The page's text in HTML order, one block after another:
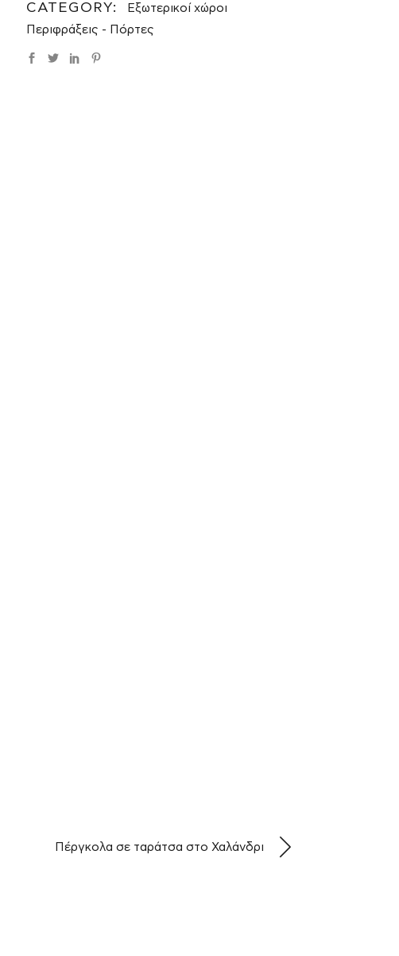
CATEGORY:
Εξωτερικοί χώροι
Περιφράξεις - Πόρτες
Πέργκολα σε ταράτσα στο Χαλάνδρι